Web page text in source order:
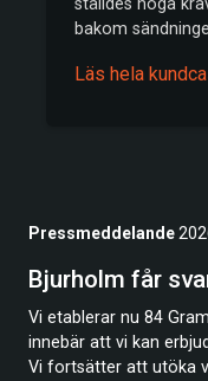
ställdes höga
bakom
Läs hela
Pressmeddelande
Bjurholm får
Vi etablerar nu 84
innebär att vi kan
Vi fortsätter att utöka